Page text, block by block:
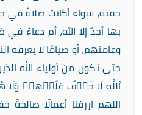
خفية، سواء أكانت صلاةً في
بها أحدٌ إلا الله، أم دعاءً
وعامتهم، أو صيامًا لا يعرفه
حتى نكون من أولياء الله
اللهم ارزقنا أعمالًا صالحةً